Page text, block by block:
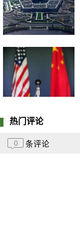
热门评论
0 条评论